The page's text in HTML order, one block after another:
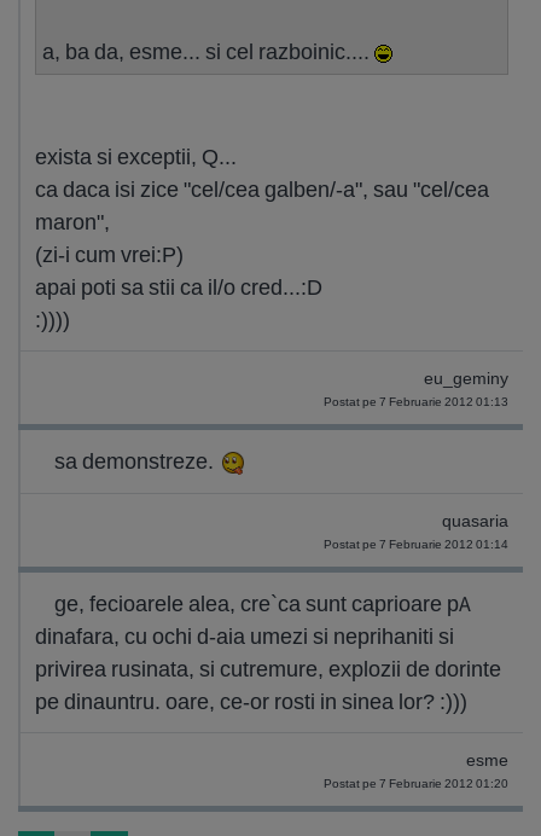
a, ba da, esme... si cel razboinic....
exista si exceptii, Q...
ca daca isi zice "cel/cea galben/-a", sau "cel/cea
maron",
(zi-i cum vrei:P)
apai poti sa stii ca il/o cred...:D
:))))
eu_geminy
Postat pe 7 Februarie 2012 01:13
sa demonstreze.
quasaria
Postat pe 7 Februarie 2012 01:14
ge, fecioarele alea, cre`ca sunt caprioare pA
dinafara, cu ochi d-aia umezi si neprihaniti si
privirea rusinata, si cutremure, explozii de dorinte
pe dinauntru. oare, ce-or rosti in sinea lor? :)))
esme
Postat pe 7 Februarie 2012 01:20